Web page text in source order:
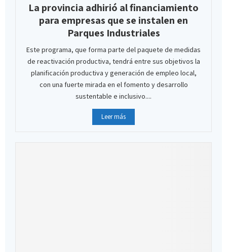
La provincia adhirió al financiamiento
para empresas que se instalen en
Parques Industriales
Este programa, que forma parte del paquete de medidas
de reactivación productiva, tendrá entre sus objetivos la
planificación productiva y generación de empleo local,
con una fuerte mirada en el fomento y desarrollo
sustentable e inclusivo....
Leer más